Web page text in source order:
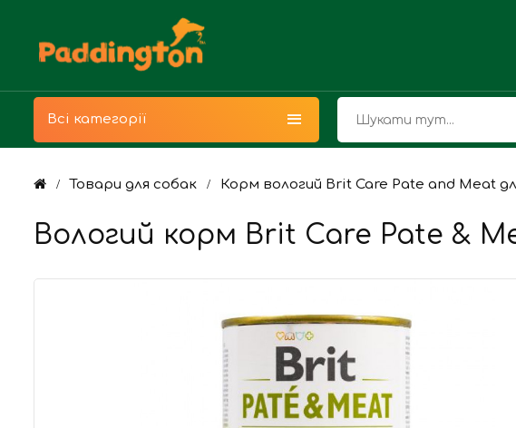
Всі категорії
Товари для собак Корм вологий Brit Care Pate and Meat
Вологий корм Brit Care Pate &